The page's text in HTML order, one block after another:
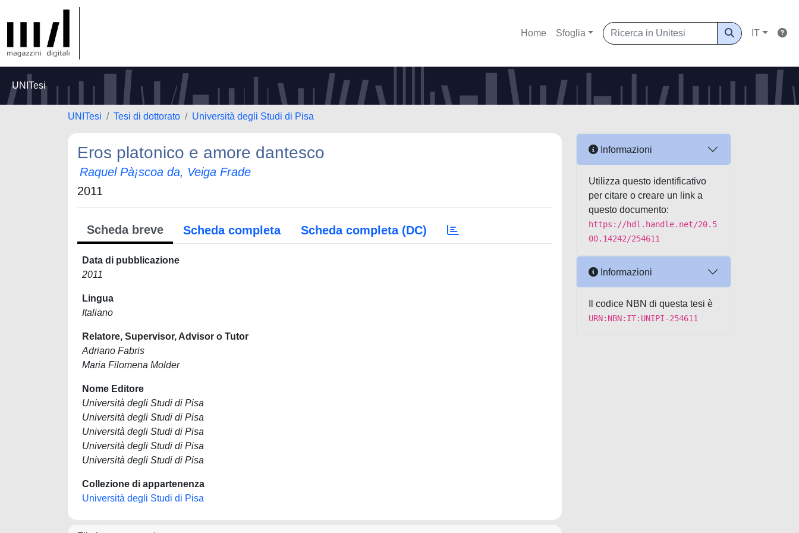
Home Sfoglia IT
UNITesi
UNITesi Tesi di dottorato Università degli Studi di Pisa
Eros platonico e amore dantesco
Raquel Pà¡scoa da, Veiga Frade
2011
Scheda breve Scheda completa Scheda completa (DC)
Data di pubblicazione
2011
Lingua
Italiano
Relatore, Supervisor, Advisor o Tutor
Adriano Fabris
Maria Filomena Molder
Nome Editore
Università degli Studi di Pisa
Università degli Studi di Pisa
Università degli Studi di Pisa
Università degli Studi di Pisa
Università degli Studi di Pisa
Collezione di appartenenza
Università degli Studi di Pisa
Informazioni
Utilizza questo identificativo
per citare o creare un link a
questo documento:
https://hdl.handle.net/20.5
00.14242/254611
Informazioni
Il codice NBN di questa tesi è
URN:NBN:IT:UNIPI-254611